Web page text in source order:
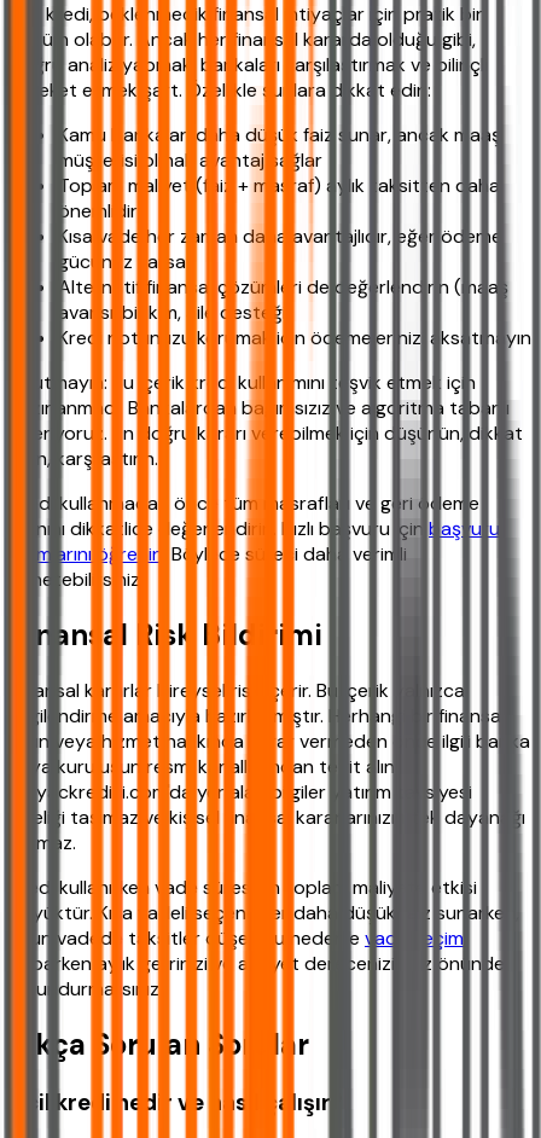
Acil kredi, beklenmedik finansal ihtiyaçlar için pratik bir
çözüm olabilir. Ancak her finansal kararda olduğu gibi,
doğru analiz yapmak, bankaları karşılaştırmak ve bilinçli
hareket etmek şart. Özellikle şunlara dikkat edin:
Kamu bankaları daha düşük faiz sunar, ancak maaş
müşterisi olmak avantaj sağlar
Toplam maliyet (faiz + masraf) aylık taksitten daha
önemlidir
Kısa vade her zaman daha avantajlıdır, eğer ödeme
gücünüz varsa
Alternatif finansal çözümleri de değerlendirin (maaş
avansı, birikim, aile desteği)
Kredi notunuzu korumak için ödemelerinizi aksatmayın
Unutmayın: Bu içerik kredi kullanımını teşvik etmek için
hazırlanmadı. Bankalardan bağımsızız ve algoritma tabanlı
öneriyoruz. En doğru kararı verebilmek için düşünün, dikkat
edin, karşılaştırın.
Kredi kullanmadan önce tüm masrafları ve geri ödeme
planını dikkatlice değerlendirin. Hızlı başvuru için başvuru
adımlarını öğrenin . Böylece süreci daha verimli
yönetebilirsiniz.
Finansal Risk Bildirimi
Finansal kararlar bireysel risk içerir. Bu içerik yalnızca
bilgilendirme amacıyla hazırlanmıştır. Herhangi bir finansal
ürün veya hizmet hakkında karar vermeden önce ilgili banka
veya kuruluşun resmi kanallarından teyit alın.
ihtiyackredisi.com'da yer alan bilgiler yatırım tavsiyesi
niteliği taşımaz ve kişisel finansal kararlarınızın tek dayanağı
olamaz.
Kredi kullanırken vade süresinin toplam maliyete etkisi
büyüktür. Kısa vadeli seçenekler daha düşük faiz sunarken,
uzun vadede taksitler düşer. Bu nedenle vade seçimi
yaparken aylık gelirinizi ve aciliyet derecenizi göz önünde
bulundurmalısınız.
Sıkça Sorulan Sorular
Acil kredi nedir ve nasıl çalışır?